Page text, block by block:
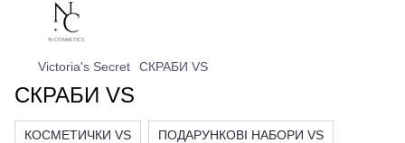
Victoria's Secret СКРАБИ VS
СКРАБИ VS
КОСМЕТИЧКИ VS ПОДАРУНКОВІ НАБОРИ VS